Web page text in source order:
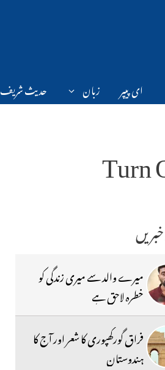
ای پیپر زبان حدیث شریف
Turn
میرے والد سے میری زندگی کو
خطرہ لاحق ہے
فراق گورکھپوری کا شعر اور آج کا
ہندوستان